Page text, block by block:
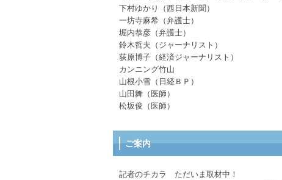
下村ゆかり（西日本新聞）
一坊寺麻希（弁護士）
堀内恭彦（弁護士）
鈴木哲夫（ジャーナリスト）
荻原博子（経済ジャーナリスト）
カンニング竹山
山根小雪（日経ＢＰ）
山田舞（医師）
松坂俊（医師）
ご案内
記者のチカラ ただいま取材中！